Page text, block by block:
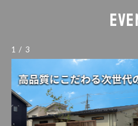
1 / 3